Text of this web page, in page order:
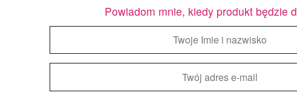
Powiadom mnie, kiedy produkt będzie